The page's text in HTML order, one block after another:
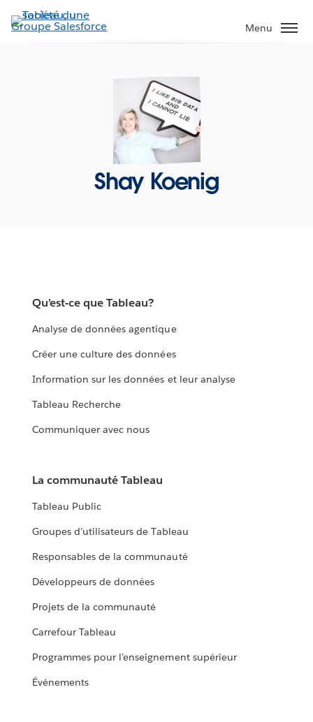
Aller
au
Menu
Shay Koenig
Qu’est-ce que Tableau?
Analyse de données agentique
Créer une culture des données
Information sur les données et leur analyse
Tableau Recherche
Communiquer avec nous
La communauté Tableau
Tableau Public
Groupes d’utilisateurs de Tableau
Responsables de la communauté
Développeurs de données
Projets de la communauté
Carrefour Tableau
Programmes pour l’enseignement supérieur
Événements